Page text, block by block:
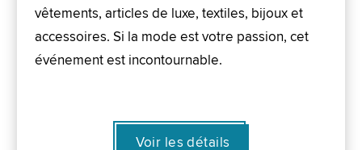
vêtements, articles de luxe, textiles, bijoux et
accessoires. Si la mode est votre passion, cet
événement est incontournable.
Voir les détails